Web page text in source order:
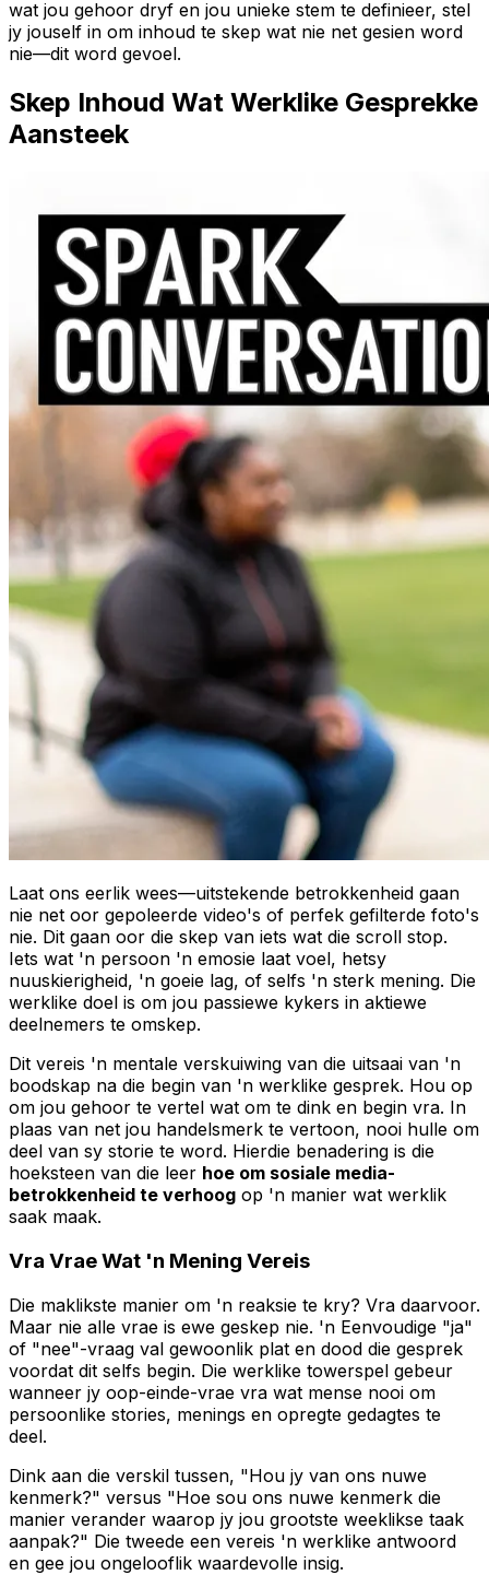
wat jou gehoor dryf en jou unieke stem te definieer, stel
jy jouself in om inhoud te skep wat nie net gesien word
nie—dit word gevoel.
Skep Inhoud Wat Werklike Gesprekke
Aansteek
Laat ons eerlik wees—uitstekende betrokkenheid gaan
nie net oor gepoleerde video's of perfek gefilterde foto's
nie. Dit gaan oor die skep van iets wat die scroll stop.
Iets wat 'n persoon 'n emosie laat voel, hetsy
nuuskierigheid, 'n goeie lag, of selfs 'n sterk mening. Die
werklike doel is om jou passiewe kykers in aktiewe
deelnemers te omskep.
Dit vereis 'n mentale verskuiwing van die uitsaai van 'n
boodskap na die begin van 'n werklike gesprek. Hou op
om jou gehoor te vertel wat om te dink en begin vra. In
plaas van net jou handelsmerk te vertoon, nooi hulle om
deel van sy storie te word. Hierdie benadering is die
hoeksteen van die leer hoe om sosiale media-
betrokkenheid te verhoog op 'n manier wat werklik
saak maak.
Vra Vrae Wat 'n Mening Vereis
Die maklikste manier om 'n reaksie te kry? Vra daarvoor.
Maar nie alle vrae is ewe geskep nie. 'n Eenvoudige "ja"
of "nee"-vraag val gewoonlik plat en dood die gesprek
voordat dit selfs begin. Die werklike towerspel gebeur
wanneer jy oop-einde-vrae vra wat mense nooi om
persoonlike stories, menings en opregte gedagtes te
deel.
Dink aan die verskil tussen, "Hou jy van ons nuwe
kenmerk?" versus "Hoe sou ons nuwe kenmerk die
manier verander waarop jy jou grootste weeklikse taak
aanpak?" Die tweede een vereis 'n werklike antwoord
en gee jou ongelooflik waardevolle insig.